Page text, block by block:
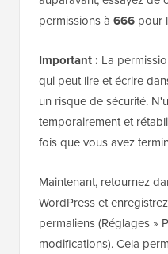
permissions à 666 pour
Important : La
qui peut lire et écrire
un risque de sécurité.
temporairement et
fois que vous avez
Maintenant, retournez
WordPress et
permaliens (Réglages »
modifications). Cela